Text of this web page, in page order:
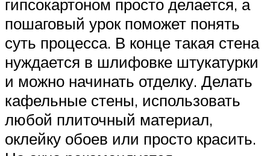
гипсокартоном просто делается, а
пошаговый урок поможет понять
суть процесса. В конце такая стена
нуждается в шлифовке штукатурки
и можно начинать отделку. Делать
кафельные стены, использовать
любой плиточный материал,
оклейку обоев или просто красить.